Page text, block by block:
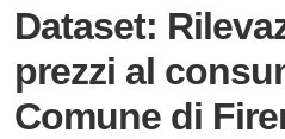
Dataset:
prezzi al
Comune di